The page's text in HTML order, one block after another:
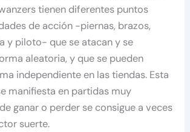
tienen diferentes puntos
de acción -piernas, brazos,
y piloto- que se atacan y se
aleatoria, y que se pueden
independiente en las tiendas. Esta
manifiesta en partidas muy
ganar o perder se consigue a veces
suerte.